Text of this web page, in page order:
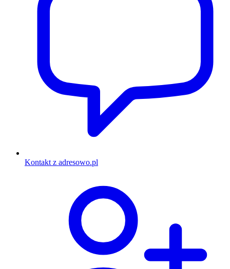
Kontakt z adresowo.pl